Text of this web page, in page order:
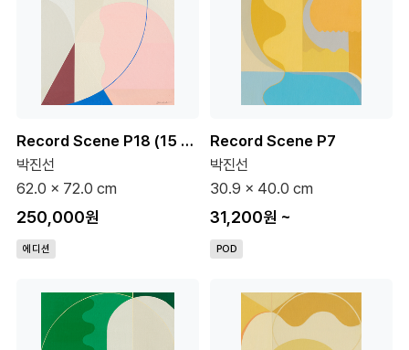
Record Scene P18 (15 Editions)
박진선
62.0 x 72.0 cm
250,000원
에디션
Record Scene P7
박진선
30.9 x 40.0 cm
31,200원 ~
POD